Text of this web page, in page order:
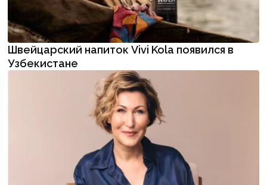
Швейцарский напиток Vivi Kola появился в
Узбекистане